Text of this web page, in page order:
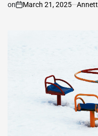
on March 21, 2025 Annett